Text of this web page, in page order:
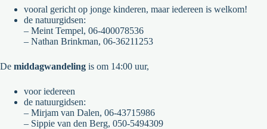
vooral gericht op jonge kinderen, maar iedereen is welkom!
de natuurgidsen:
– Meint Tempel, 06-400078536
– Nathan Brinkman, 06-36211253
De middagwandeling is om 14:00 uur,
voor iedereen
de natuurgidsen:
– Mirjam van Dalen, 06-43715986
– Sippie van den Berg, 050-5494309